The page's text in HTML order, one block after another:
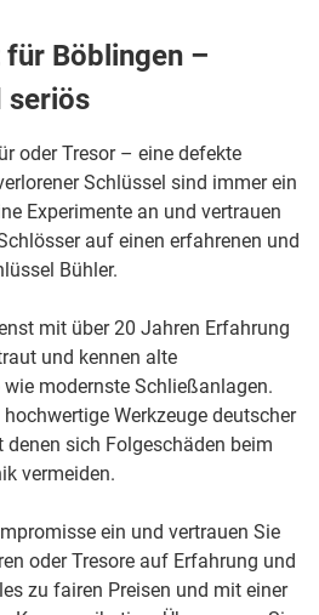
Böblingen –
seriös
oder Tresor – eine defekte
Schlüssel sind immer ein
Experimente an und vertrauen
auf einen erfahrenen und
Bühler.
mit über 20 Jahren Erfahrung
und kennen alte
modernste Schließanlagen.
Werkzeuge deutscher
denen sich Folgeschäden beim
vermeiden.
ein und vertrauen Sie
oder Tresore auf Erfahrung und
zu fairen Preisen und mit einer